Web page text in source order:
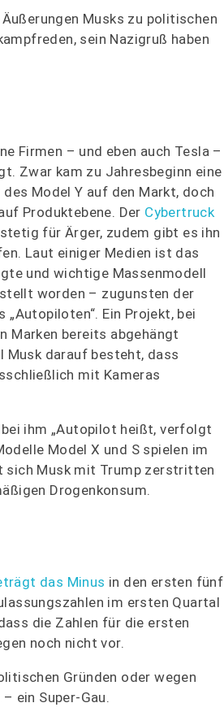
Musks zu politischen
sein Nazigruß haben
Firmen – und eben auch Tesla –
Zwar kam zu Jahresbeginn eine
Model Y auf den Markt, doch
Produktebene. Der Cybertruck
für Ärger, zudem gibt es ihn
Laut einiger Medien ist das
und wichtige Massenmodell
worden – zugunsten der
Ein Projekt, bei
Marken bereits abgehängt
darauf besteht, dass
mit Kameras
ihm „Autopilot heißt, verfolgt
Model X und S spielen im
sich Musk mit Trump zerstritten
Drogenkonsum.
das Minus in den ersten fünf
im ersten Quartal
die Zahlen für die ersten
noch nicht vor.
Gründen oder wegen
ein Super-Gau.